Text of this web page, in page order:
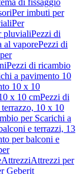
di fissaggio
Per imbuti per
Per
pluvialiPezzi di
al vaporePezzi di
Pezzi di ricambio
a pavimento 10
10 x 10
x 10 cmPezzi di
10 x 10
per Scarichi a
e terrazzi, 13
per balconi e
AttrezziAttrezzi per
Geberit